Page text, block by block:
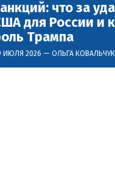
что за
для России и
Трампа
ИЮЛЯ 2026 — ОЛЬГА КОВАЛЬЧУК